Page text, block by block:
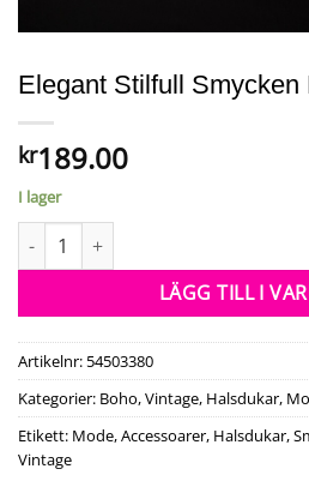
Elegant Stilfull Smycken
kr189.00
I lager
Elegant Stilfull Smycken Halsduk Vit
LÄGG TILL I
Artikelnr: 54503380
Kategorier: Boho, Vintage, Halsdukar,
Etikett: Mode, Accessoarer, Halsdukar,
Vintage